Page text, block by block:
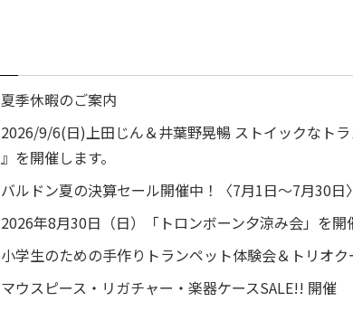
夏季休暇のご案内
2026/9/6(日)上田じん＆井葉野晃暢 ストイックなト
』を開催します。
バルドン夏の決算セール開催中！〈7月1日～7月30日〉
2026年8月30日（日）「トロンボーン夕涼み会」を開
小学生のための手作りトランペット体験会＆トリオク
マウスピース・リガチャー・楽器ケースSALE!! 開催